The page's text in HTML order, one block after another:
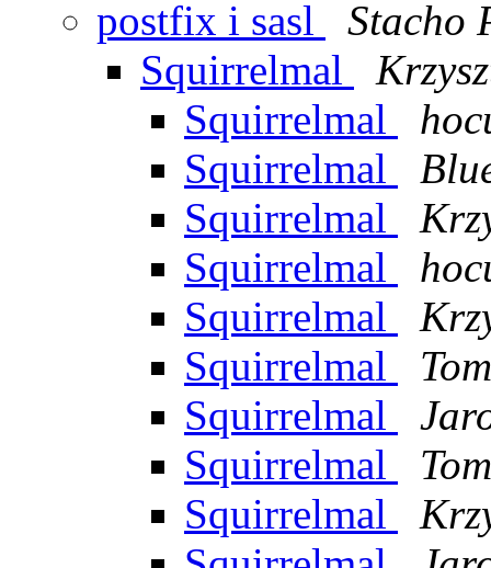
postfix i sasl
Stacho
Squirrelmal
Squirrelmal
Squirrelmal
Squirrelmal
Squirrelmal
Squirrelmal
Squirrelmal
Squirrelmal
Squirrelmal
Squirrelmal